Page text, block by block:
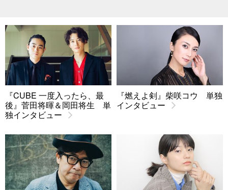
『CUBE 一度入ったら、最
後』菅田将暉＆岡田将生 単
独インタビュー
『燃えよ剣』柴咲コウ 単独
インタビュー